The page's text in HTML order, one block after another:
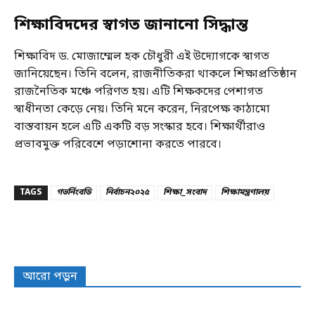
শিক্ষাবিদদের স্বাগত জানানো সিদ্ধান্ত
শিক্ষাবিদ ড. মোজাম্মেল হক চৌধুরী এই উদ্যোগকে স্বাগত
জানিয়েছেন। তিনি বলেন, রাজনীতিকরা থাকলে শিক্ষাপ্রতিষ্ঠান
রাজনৈতিক মঞ্চে পরিণত হয়। এটি শিক্ষকদের পেশাগত
স্বাধীনতা কেড়ে নেয়। তিনি মনে করেন, নিরপেক্ষ কাঠামো
বাস্তবায়ন হলে এটি একটি বড় সংস্কার হবে। শিক্ষার্থীরাও
প্রভাবমুক্ত পরিবেশে পড়াশোনা করতে পারবে।
TAGS গভর্নিংবডি নির্বাচন২০২৫ শিক্ষা_সংবাদ শিক্ষামন্ত্রণালয়
আরো পড়ুন